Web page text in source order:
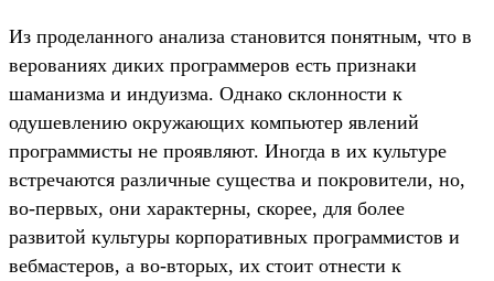
Из проделанного анализа становится понятным, что в
верованиях диких программеров есть признаки
шаманизма и индуизма. Однако склонности к
одушевлению окружающих компьютер явлений
программисты не проявляют. Иногда в их культуре
встречаются различные существа и покровители, но,
во-первых, они характерны, скорее, для более
развитой культуры корпоративных программистов и
вебмастеров, а во-вторых, их стоит отнести к